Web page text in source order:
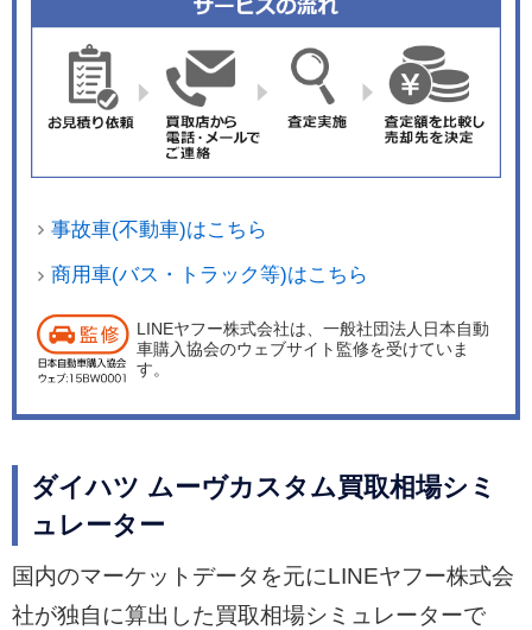
事故車(不動車)はこちら
商用車(バス・トラック等)はこちら
LINEヤフー株式会社は、一般社団法人日本自動
車購入協会のウェブサイト監修を受けていま
す。
ダイハツ ムーヴカスタム買取相場シミ
ュレーター
国内のマーケットデータを元にLINEヤフー株式会
社が独自に算出した買取相場シミュレーターで